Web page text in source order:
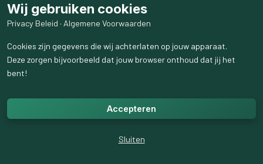
Wij gebruiken cookies
Privacy Beleid · Algemene Voorwaarden
Cookies zijn gegevens die wij achterlaten op jouw apparaat.
Deze zorgen bijvoorbeeld dat jouw browser onthoud dat jij het
bent!
Accepteren
Sluiten